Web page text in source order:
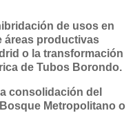
de usos en
áreas productivas
o la transformación
de Tubos Borondo.
consolidación del
Metropolitano o